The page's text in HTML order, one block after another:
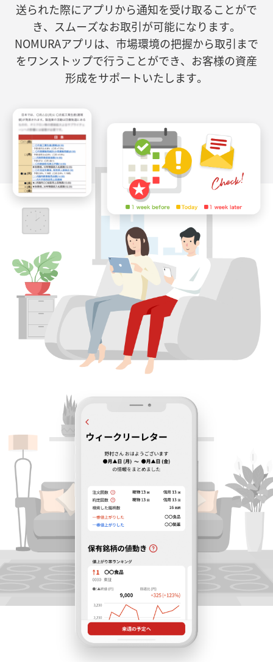
送られた際にアプリから通知を受け取ることがで
き、スムーズなお取引が可能になります。
NOMURAアプリは、市場環境の把握から取引まで
をワンストップで行うことができ、お客様の資産
形成をサポートいたします。